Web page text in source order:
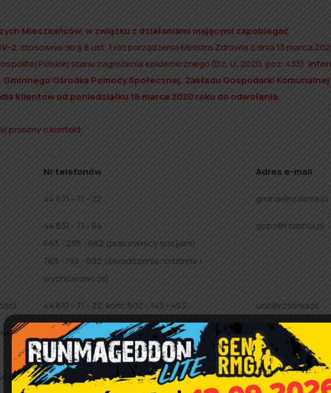
Mieszkańców, w związku z działaniami mającymi zapobiegać
2, stosownie do § 8 ust. 1 rozporządzenia Ministra Zdrowia z dnia 13 marca
Polskiej stanu zagrożenia epidemicznego (Dz. U. 2020, poz. 433)
Ośrodka Pomocy Społecznej, Zakładu Gospodarki Komunalnej
Klientów od poniedziałku 16 marca 2020 roku do odwołania.
prosimy o kontakt:
Nr telefonów Adres e-mail
44 631 - 71 - 22 gmina@rzasnia.pl
44 631 - 71 - 84
663 - 235 - 682 (pracownicy socjalni)
785 - 193 - 692 (świadczenia rodzinne i
wychowawcze)
gops@rzasnia.pl
44 631 - 71 - 22, kom. 502 - 143 - 453 usc@rzasnia.pl
44 631 - 71 - 22, kom. 607 - 440 - 298
44 631 - 71 - 22, kom. 605 - 447 - 786